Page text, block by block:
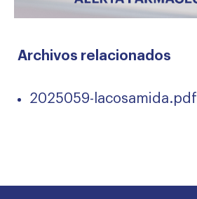
Archivos relacionados
2025059-lacosamida.pdf